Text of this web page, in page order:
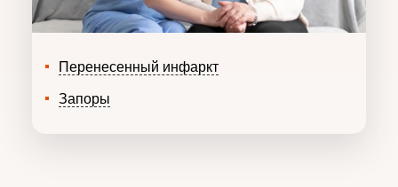
Перенесенный инфаркт
Запоры